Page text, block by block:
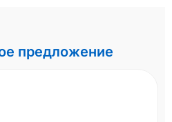
предложение